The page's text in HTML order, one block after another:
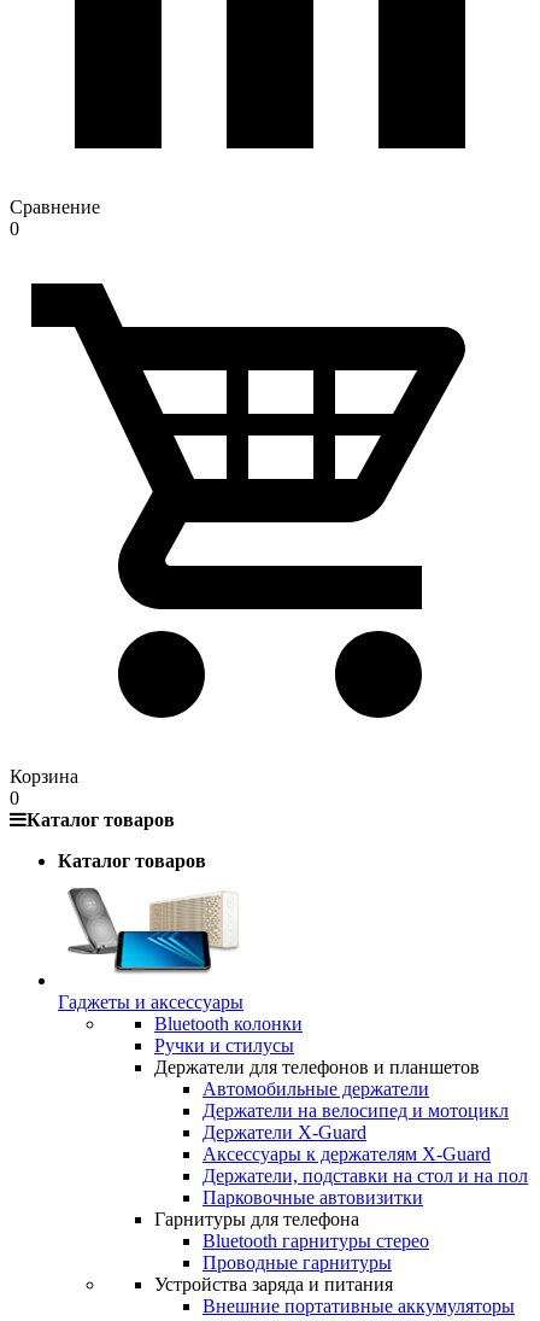
Сравнение
0
Корзина
0
Каталог товаров
Каталог товаров
Гаджеты и аксессуары
Bluetooth колонки
Ручки и стилусы
Держатели для телефонов и планшетов
Автомобильные держатели
Держатели на велосипед и мотоцикл
Держатели X-Guard
Аксессуары к держателям X-Guard
Держатели, подставки на стол и на пол
Парковочные автовизитки
Гарнитуры для телефона
Bluetooth гарнитуры стерео
Проводные гарнитуры
Устройства заряда и питания
Внешние портативные аккумуляторы